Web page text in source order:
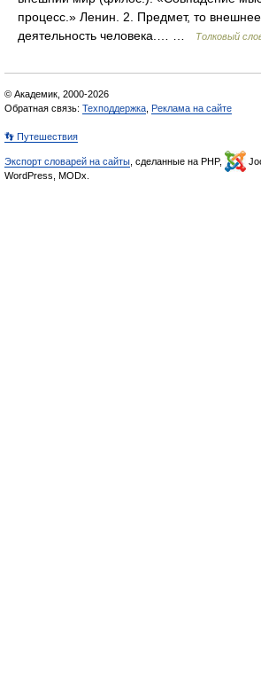
процесс.» Ленин. 2. Предмет, то
деятельность человека.… …
Толковый
© Академик, 2000-2026
Обратная связь: Техподдержка Реклама на сайте
👣 Путешествия
Экспорт словарей на сайты , сделанные на PHP,
WordPress, MODx.